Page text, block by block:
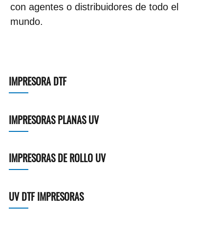
con agentes o distribuidores de todo el
mundo.
IMPRESORA DTF
IMPRESORAS PLANAS UV
IMPRESORAS DE ROLLO UV
UV DTF IMPRESORAS